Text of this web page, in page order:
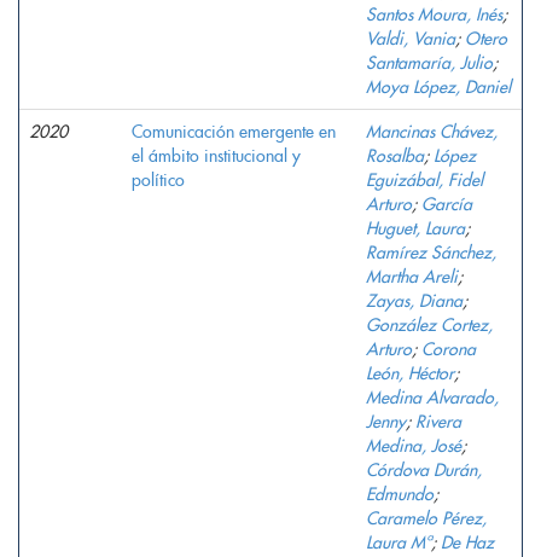
Santos Moura, Inés;
Valdi, Vania; Otero
Santamaría, Julio;
Moya López, Daniel
2020
Comunicación emergente en
el ámbito institucional y
político
Mancinas Chávez,
Rosalba; López
Eguizábal, Fidel
Arturo; García
Huguet, Laura;
Ramírez Sánchez,
Martha Areli;
Zayas, Diana;
González Cortez,
Arturo; Corona
León, Héctor;
Medina Alvarado,
Jenny; Rivera
Medina, José;
Córdova Durán,
Edmundo;
Caramelo Pérez,
Laura Mª; De Haz